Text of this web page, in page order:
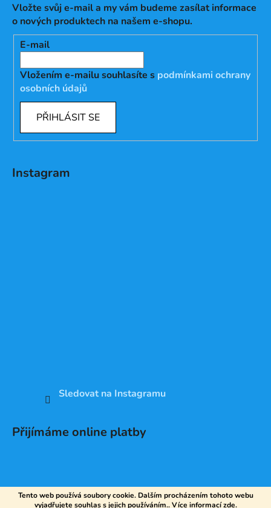
Tento web používá soubory cookie. Dalším procházením tohoto webu
vyjadřujete souhlas s jejich používáním.. Více informacízde.
Vložte svůj e-mail a my vám budeme zasílat informace
o nových produktech na našem e-shopu.
E-mail
Vložením e-mailu souhlasíte s podmínkami ochrany
osobních údajů
PŘIHLÁSIT SE
Instagram
Sledovat na Instagramu
Přijímáme online platby